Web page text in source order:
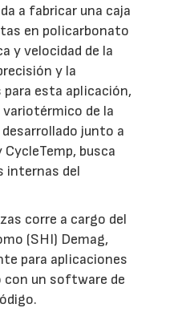
a fabricar una caja
en policarbonato
y velocidad de la
y la
esta aplicación,
de la
junto a
busca
internas del
corre a cargo del
(SHI) Demag,
para aplicaciones
con un software de